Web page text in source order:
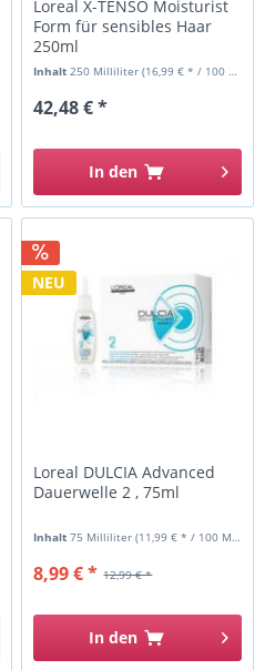
Loreal X-TENSO Moisturist
Form für sensibles Haar
250ml
Inhalt250 Milliliter(16,99 € * / 100 Milliliter)
42,48 € *
In den
NEU
Loreal DULCIA Advanced
Dauerwelle 2 , 75ml
Inhalt75 Milliliter(11,99 € * / 100 Milliliter)
12,99 € *
8,99 € *
In den